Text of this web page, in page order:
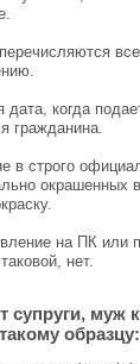
дата, когда
гражданина.
в строго
окрашенных
на ПК или
нет.
супруги, муж
образцу: